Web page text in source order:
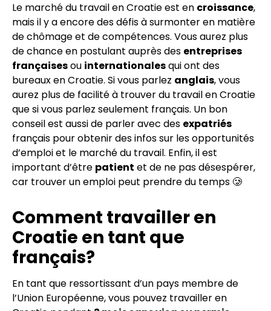
Le marché du travail en Croatie est en croissance,
mais il y a encore des défis à surmonter en matière
de chômage et de compétences. Vous aurez plus
de chance en postulant auprès des entreprises
françaisesou internationalesqui ont des
bureaux en Croatie. Si vous parlez anglais, vous
aurez plus de facilité à trouver du travail en Croatie
que si vous parlez seulement français. Un bon
conseil est aussi de parler avec des expatriés
français pour obtenir des infos sur les opportunités
d’emploi et le marché du travail. Enfin, il est
important d’être patient et de ne pas désespérer,
car trouver un emploi peut prendre du temps 🥲
Comment travailler en
Croatie en tant que
français?
En tant que ressortissant d’un pays membre de
l’Union Européenne, vous pouvez travailler en